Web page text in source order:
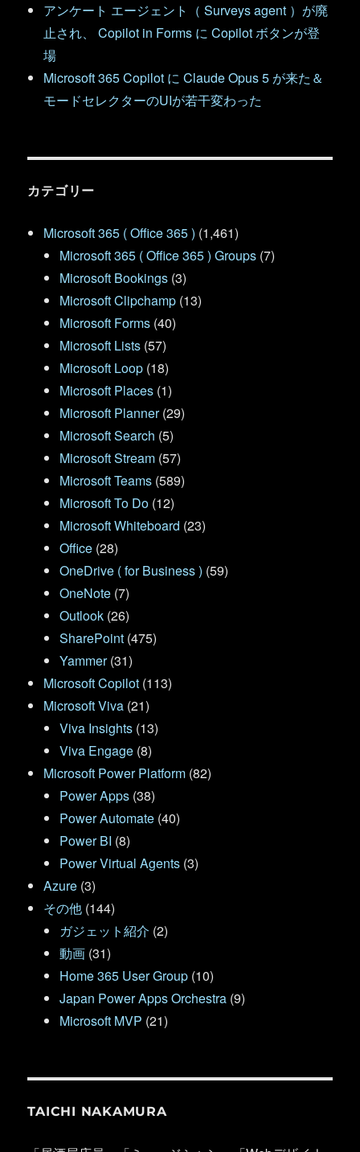
アンケート エージェント（ Surveys agent ）が廃
止され、 Copilot in Forms に Copilot ボタンが登
場
Microsoft 365 Copilot に Claude Opus 5 が来た＆
モードセレクターのUIが若干変わった
カテゴリー
Microsoft 365 ( Office 365 ) (1,461)
Microsoft 365 ( Office 365 ) Groups (7)
Microsoft Bookings (3)
Microsoft Clipchamp (13)
Microsoft Forms (40)
Microsoft Lists (57)
Microsoft Loop (18)
Microsoft Places (1)
Microsoft Planner(29)
Microsoft Search (5)
Microsoft Stream (57)
Microsoft Teams (589)
Microsoft To Do (12)
Microsoft Whiteboard (23)
Office (28)
OneDrive ( for Business ) (59)
OneNote (7)
Outlook (26)
SharePoint (475)
Yammer(31)
Microsoft Copilot (113)
Microsoft Viva (21)
Viva Insights (13)
Viva Engage (8)
Microsoft Power Platform (82)
Power Apps (38)
Power Automate (40)
Power BI (8)
Power Virtual Agents (3)
Azure (3)
その他 (144)
ガジェット紹介 (2)
動画 (31)
Home 365 User Group (10)
Japan Power Apps Orchestra (9)
Microsoft MVP (21)
TAICHI NAKAMURA